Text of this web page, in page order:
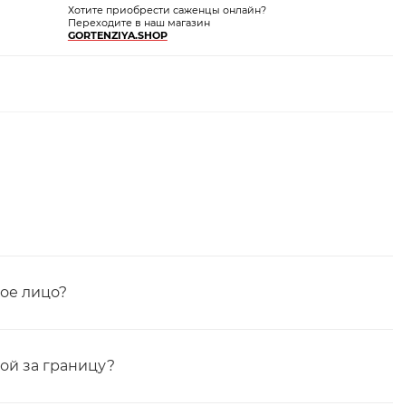
Хотите приобрести саженцы онлайн?
Переходите в наш магазин
GORTENZIYA.SHOP
лицо?
за границу?